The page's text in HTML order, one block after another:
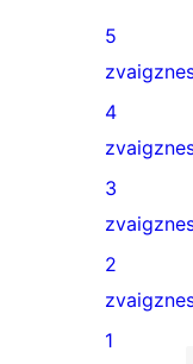
2
5-
star
reviews
5
0
4-
star
reviews
4
0
3-
star
reviews
3
0
2-
2
1